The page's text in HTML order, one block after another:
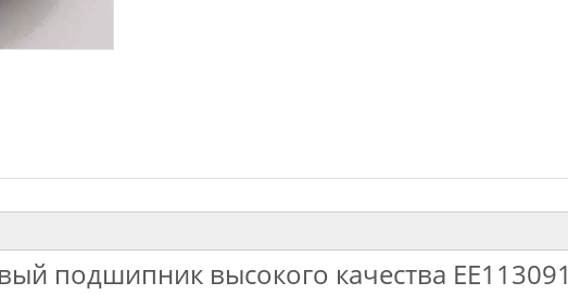
подшипник высокого качества